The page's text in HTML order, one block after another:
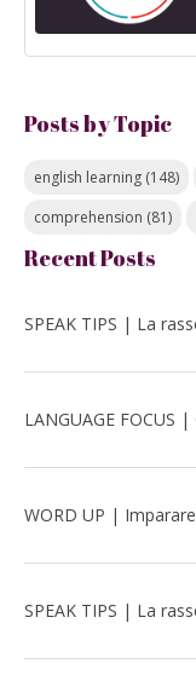
Posts by Topic
english learning (148)
comprehension (81)
Recent Posts
LANGUAGE FOCUS